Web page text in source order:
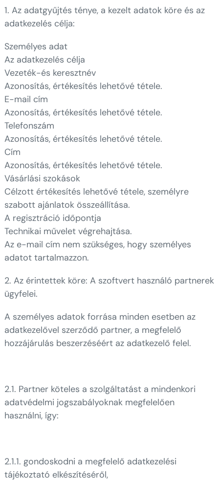
1. Az adatgyűjtés ténye, a kezelt adatok köre és az
adatkezelés célja:
Személyes adat
Az adatkezelés célja
Vezeték-és keresztnév
Azonosítás, értékesítés lehetővé tétele.
E-mail cím
Azonosítás, értékesítés lehetővé tétele.
Telefonszám
Azonosítás, értékesítés lehetővé tétele.
Cím
Azonosítás, értékesítés lehetővé tétele.
Vásárlási szokások
Célzott értékesítés lehetővé tétele, személyre
szabott ajánlatok összeállítása.
A regisztráció időpontja
Technikai művelet végrehajtása.
Az e-mail cím nem szükséges, hogy személyes
adatot tartalmazzon.
2. Az érintettek köre: A szoftvert használó partnerek
ügyfelei.
A személyes adatok forrása minden esetben az
adatkezelővel szerződő partner, a megfelelő
hozzájárulás beszerzéséért az adatkezelő felel.
2.1. Partner köteles a szolgáltatást a mindenkori
adatvédelmi jogszabályoknak megfelelően
használni, így:
2.1.1. gondoskodni a megfelelő adatkezelési
tájékoztató elkészítéséről,